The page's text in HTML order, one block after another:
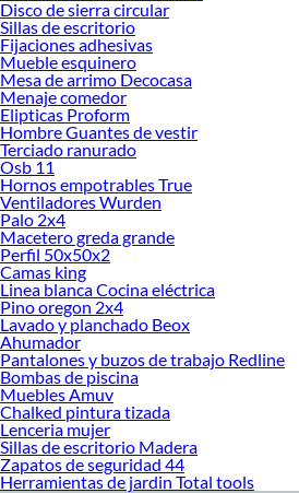
¡Visítanos y haz tus ideas realidad!
Disco de sierra circular
Sillas de escritorio
Fijaciones adhesivas
Mueble esquinero
Mesa de arrimo Decocasa
Menaje comedor
Elipticas Proform
Hombre Guantes de vestir
Terciado ranurado
Osb 11
Hornos empotrables True
Ventiladores Wurden
Palo 2x4
Macetero greda grande
Perfil 50x50x2
Camas king
Linea blanca Cocina eléctrica
Pino oregon 2x4
Lavado y planchado Beox
Ahumador
Pantalones y buzos de trabajo Redline
Bombas de piscina
Muebles Amuv
Chalked pintura tizada
Lenceria mujer
Sillas de escritorio Madera
Zapatos de seguridad 44
Herramientas de jardin Total tools